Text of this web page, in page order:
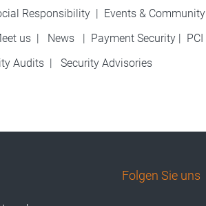
Responsibility| Events & Community
us| News | Payment Security| PCI
Audits| Security Advisories
Folgen Sie uns